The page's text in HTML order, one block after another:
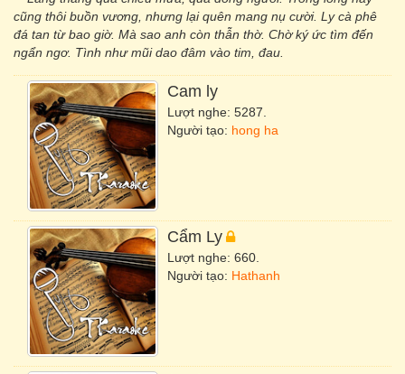
cũng thôi buồn vương, nhưng lại quên mang nụ cười. Ly cà phê
đá tan từ bao giờ. Mà sao anh còn thẫn thờ. Chờ ký ức tìm đến
ngẩn ngơ. Tình như mũi dao đâm vào tim, đau.
Cam ly
Lượt nghe: 5287.
Người tạo: hong ha
Cẩm Ly
Lượt nghe: 660.
Người tạo: Hathanh